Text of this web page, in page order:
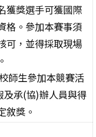
獲獎選手可獲國際
格。參加本賽事須
可，並得採取現場
師生參加本競賽活
承(協)辦人員與得
敘獎。